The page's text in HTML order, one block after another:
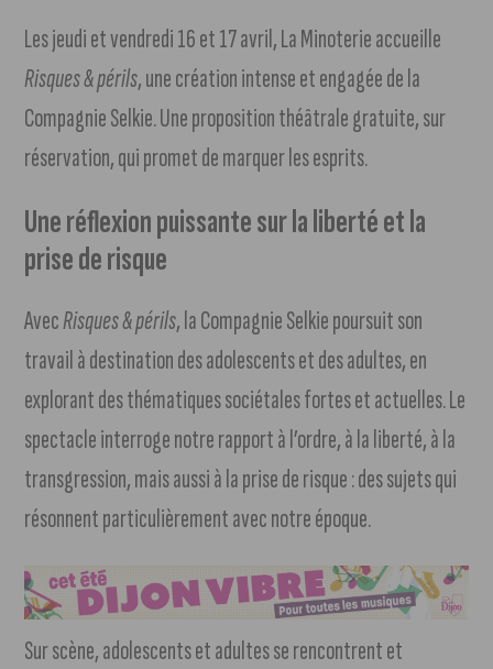
Les jeudi et vendredi 16 et 17 avril, La Minoterie accueille
Risques & périls, une création intense et engagée de la
Compagnie Selkie. Une proposition théâtrale gratuite, sur
réservation, qui promet de marquer les esprits.
Une réflexion puissante sur la liberté et la
prise de risque
AvecRisques & périls, la Compagnie Selkie poursuit son
travail à destination des adolescents et des adultes, en
explorant des thématiques sociétales fortes et actuelles. Le
spectacle interroge notre rapport à l’ordre, à la liberté, à la
transgression, mais aussi à la prise de risque : des sujets qui
résonnent particulièrement avec notre époque.
Sur scène, adolescents et adultes se rencontrent et